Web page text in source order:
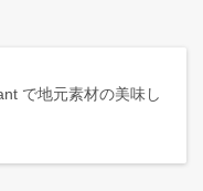
で地元素材の美味し